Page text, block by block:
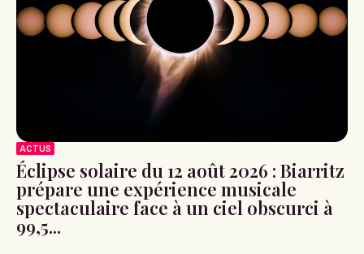
ACTUS
Éclipse solaire du 12 août 2026 : Biarritz
prépare une expérience musicale
spectaculaire face à un ciel obscurci à
99,5...